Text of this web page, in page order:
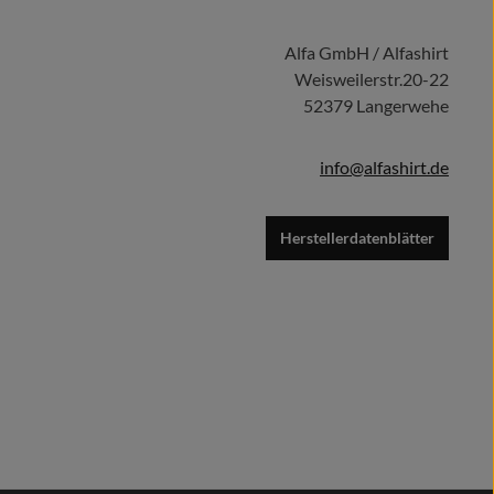
Alfa GmbH / Alfashirt
Weisweilerstr.20-22
52379 Langerwehe
info@alfashirt.de
Herstellerdatenblätter